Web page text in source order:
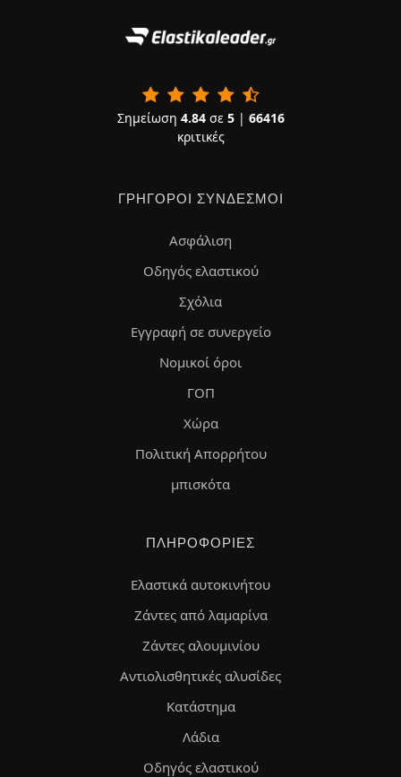
Σημείωση 4.84σε 5| 66416
κριτικές
ΓΡΉΓΟΡΟΙ ΣΎΝΔΕΣΜΟΙ
Ασφάλιση
Οδηγός ελαστικού
Σχόλια
Εγγραφή σε συνεργείο
Νομικοί όροι
ΓΟΠ
Χώρα
Πολιτική Απορρήτου
μπισκότα
ΠΛΗΡΟΦΟΡΊΕΣ
Ελαστικά αυτοκινήτου
Ζάντες από λαμαρίνα
Ζάντες αλουμινίου
Αντιολισθητικές αλυσίδες
Κατάστημα
Λάδια
Οδηγός ελαστικού